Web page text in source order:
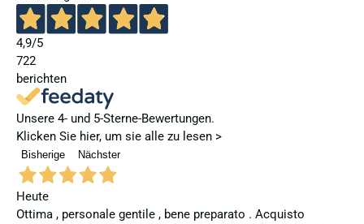
4,9/5
722
berichten
Unsere 4- und 5-Sterne-Bewertungen.
Klicken Sie hier, um sie alle zu lesen >
Bisherige Nächster
Heute
Ottima , personale gentile , bene preparato . Acquisto